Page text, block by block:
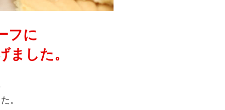
フに
した。
。